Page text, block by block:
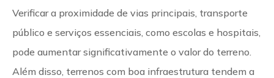
Verificar a proximidade de vias principais, transporte
público e serviços essenciais, como escolas e hospitais,
pode aumentar significativamente o valor do terreno.
Além disso, terrenos com boa infraestrutura tendem a